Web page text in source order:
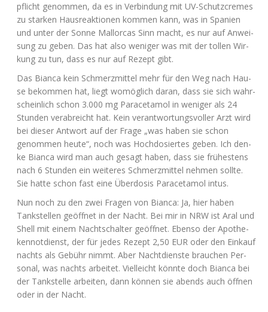
pflicht genom­men, da es in Ver­bin­dung mit UV-Schutz­cremes
zu star­ken Haus­re­ak­tio­nen kom­men kann, was in Spa­ni­en
und unter der Son­ne Mal­lor­cas Sinn macht, es nur auf Anwei­
sung zu geben. Das hat also weni­ger was mit der tol­len Wir­
kung zu tun, dass es nur auf Rezept gibt.
Das Bian­ca kein Schmerz­mit­tel mehr für den Weg nach Hau­
se bekom­men hat, liegt womög­lich dar­an, dass sie sich wahr­
schein­lich schon 3.000 mg Par­acet­amol in weni­ger als 24
Stun­den ver­ab­reicht hat. Kein ver­ant­wor­tungs­vol­ler Arzt wird
bei die­ser Ant­wort auf der Fra­ge „was haben sie schon
genom­men heu­te“, noch was Hoch­do­sier­tes geben. Ich den­
ke Bian­ca wird man auch gesagt haben, dass sie frü­hes­tens
nach 6 Stun­den ein wei­te­res Schmerz­mit­tel neh­men soll­te.
Sie hat­te schon fast eine Über­do­sis Par­acet­amol intus.
Nun noch zu den zwei Fra­gen von Bian­ca: Ja, hier haben
Tank­stel­len geöff­net in der Nacht. Bei mir in NRW ist Aral und
Shell mit einem Nacht­schal­ter geöff­net. Eben­so der Apo­the­
ken­not­dienst, der für jedes Rezept 2,50 EUR oder den Ein­kauf
nachts als Gebühr nimmt. Aber Nacht­diens­te brau­chen Per­
so­nal, was nachts arbei­tet. Viel­leicht könn­te doch Bian­ca bei
der Tank­stel­le arbei­ten, dann kön­nen sie abends auch öff­nen
oder in der Nacht.